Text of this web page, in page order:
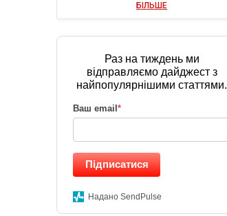
БІЛЬШЕ
Раз на тиждень ми
відправляємо дайджест з
найпопулярнішими статтями.
Ваш email *
Підписатися
Надано SendPulse